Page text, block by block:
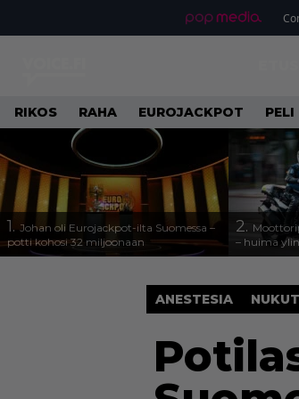
RIKOS RAHA EUROJACKPOT PELI
1. Johan oli Eurojackpot-ilta Suomessa –
potti kohosi 32 miljoonaan
2.
– huima
ANESTESIA